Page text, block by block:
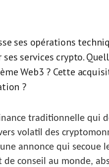
ses opérations
services crypto.
Web3 ? Cette
?
traditionnelle qui
volatil des
annonce qui secoue
de conseil au monde,